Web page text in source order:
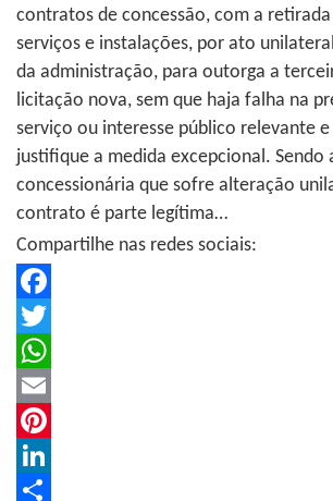
contratos de concessão, com a
serviços e instalações, por ato
da administração, para outorga a
licitação nova, sem que haja falha na
serviço ou interesse público relevante
justifique a medida excepcional. Sendo
concessionária que sofre alteração
contrato é parte legítima…
Compartilhe nas redes sociais:
Facebook
Twitter
WhatsApp
Email
Pinterest
LinkedIn